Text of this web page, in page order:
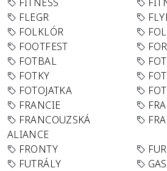
FLEGR
FOLKLÓR
FOOTFEST
FOTBAL
FOTKY
FOTOJATKA
FRANCIE
FRANCOUZSKÁ
ALIANCE
FRONTY
FUTRÁLY